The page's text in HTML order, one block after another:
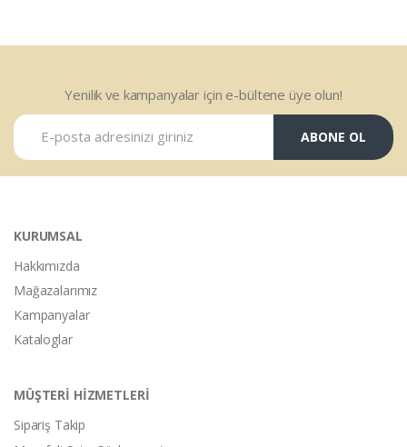
Yenilik ve kampanyalar için e-bültene üye olun!
ABONE OL
KURUMSAL
Hakkımızda
Mağazalarımız
Kampanyalar
Kataloglar
MÜŞTERİ HİZMETLERİ
Sipariş Takip